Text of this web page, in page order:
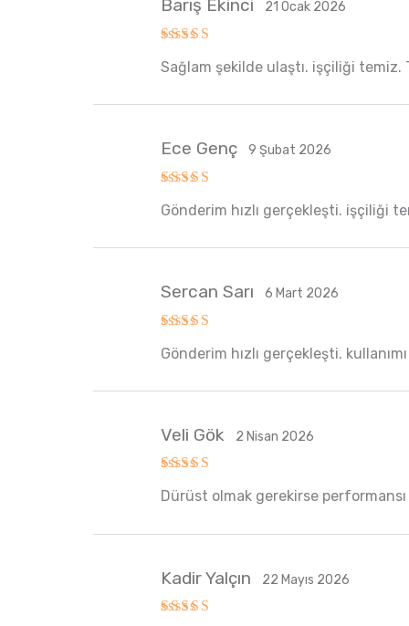
5oy aldı
Barış Ekinci 21 Ocak 2026
Sağlam şekilde ulaştı. işçiliği temiz.
5oy aldı
Ece Genç 9 Şubat 2026
Gönderim hızlı gerçekleşti. işçiliği
5oy aldı
Sercan Sarı 6 Mart 2026
Gönderim hızlı gerçekleşti.
5oy aldı
Veli Gök 2 Nisan 2026
Dürüst olmak gerekirse
Kadir Yalçın 22 Mayıs 2026